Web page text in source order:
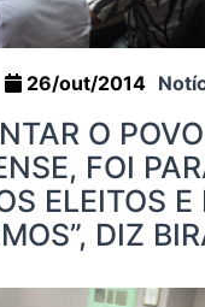
26/out/2014
O POVO
FOI
ELEITOS E
DIZ